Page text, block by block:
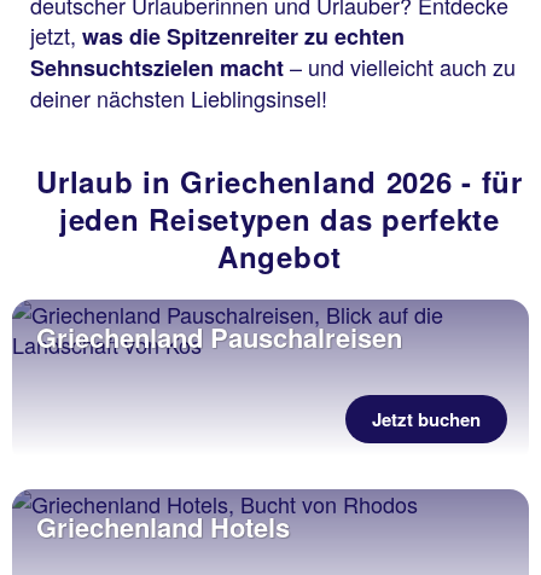
jetzt, was die Spitzenreiter zu echten
Sehnsuchtszielen macht– und vielleicht auch zu
deiner nächsten Lieblingsinsel!
Urlaub in Griechenland 2026 - für
jeden Reisetypen das perfekte
Angebot
Griechenland Pauschalreisen
Jetzt buchen
Griechenland Hotels